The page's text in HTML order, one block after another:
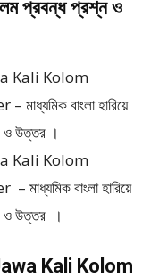
কলম প্রবন্ধ প্রশ্ন ও
Kali Kolom
বাংলা হারিয়ে
ও উত্তর ।
Kali Kolom
বাংলা হারিয়ে
ও উত্তর ।
Kali Kolom